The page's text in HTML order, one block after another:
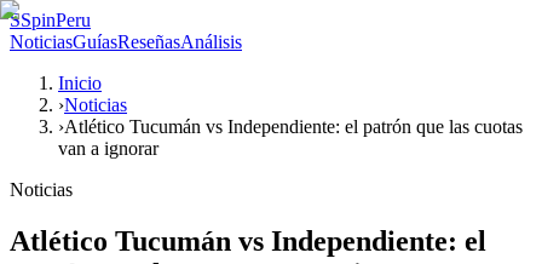
SSpinPeru
NoticiasGuíasReseñasAnálisis
Inicio
›Noticias
›Atlético Tucumán vs Independiente: el patrón que las cuotas
van a ignorar
Noticias
Atlético Tucumán vs Independiente: el